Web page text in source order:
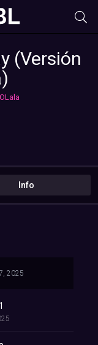
(Versión
Info
2025